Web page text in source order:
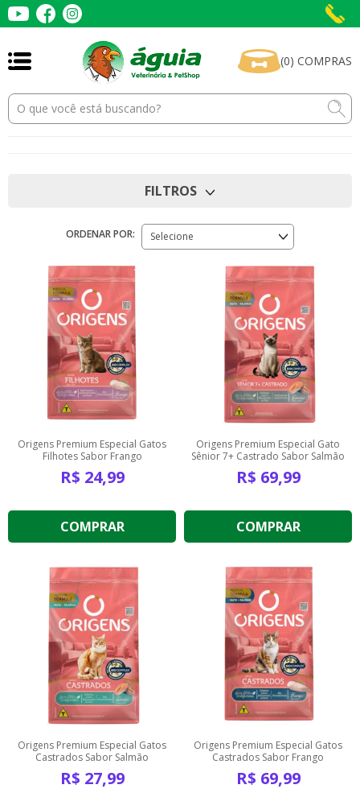
(0) COMPRAS
FILTROS
ORDENAR POR: Selecione
Origens Premium Especial Gatos
Filhotes Sabor Frango
R$ 24,99
COMPRAR
Origens Premium Especial Gato
Sênior 7+ Castrado Sabor Salmão
R$ 69,99
COMPRAR
Origens Premium Especial Gatos
Castrados Sabor Salmão
R$ 27,99
Origens Premium Especial Gatos
Castrados Sabor Frango
R$ 69,99